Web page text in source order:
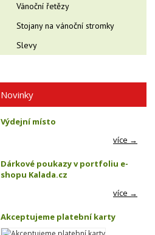
Vánoční řetězy
Stojany na vánoční stromky
Slevy
Novinky
Výdejní místo
více →
Dárkové poukazy v portfoliu e-
shopu Kalada.cz
více →
Akceptujeme platební karty